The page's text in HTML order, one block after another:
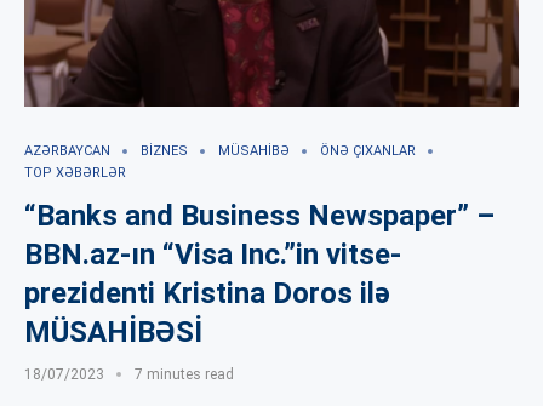
AZƏRBAYCAN BIZNES MÜSAHIBƏ
ÖNƏ ÇIXANLAR
TOP XƏBƏRLƏR
“Banks and Business Newspaper” –
BBN.az-ın “Visa Inc.”in vitse-
prezidenti Kristina Doros ilə
MÜSAHİBƏSİ
18/07/2023 7 minutes read